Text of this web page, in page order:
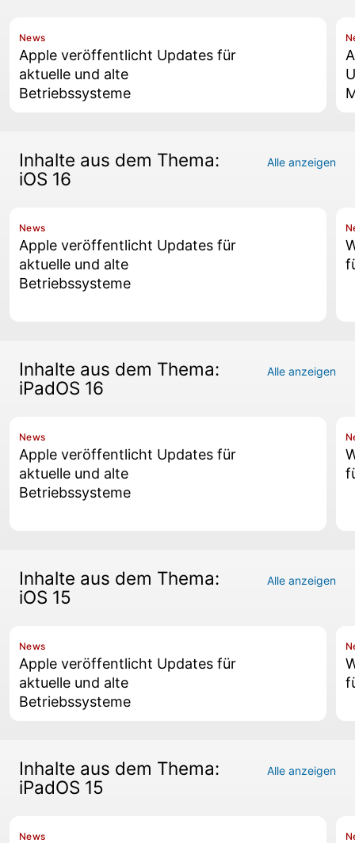
News
Apple veröffentlicht Updates für
aktuelle und alte
Betriebssysteme
Inhalte aus dem Thema:
iOS 16
Alle anzeigen
News
Apple veröffentlicht Updates für
aktuelle und alte
Betriebssysteme
Inhalte aus dem Thema:
iPadOS 16
Alle anzeigen
News
Apple veröffentlicht Updates für
aktuelle und alte
Betriebssysteme
Inhalte aus dem Thema:
iOS 15
Alle anzeigen
News
Apple veröffentlicht Updates für
aktuelle und alte
Betriebssysteme
Inhalte aus dem Thema:
iPadOS 15
Alle anzeigen
News